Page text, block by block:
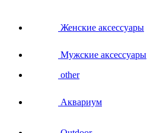
Женские аксессуары
Мужские аксессуары
other
Аквариум